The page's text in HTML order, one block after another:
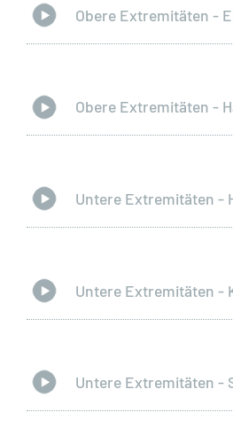
Obere Extremitäten -
Obere Extremitäten -
Untere Extremitäten -
Untere Extremitäten -
Untere Extremitäten -